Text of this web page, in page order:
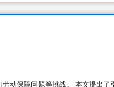
动保障问题等挑战。 本文提出